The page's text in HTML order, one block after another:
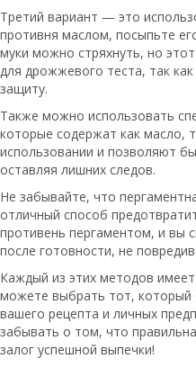
Третий вариант — это
противня маслом, посыпьте
муки можно стряхнуть, но
для дрожжевого теста, так
защиту.
Также можно использовать
которые содержат как масло,
использовании и позволяют
оставляя лишних следов.
Не забывайте, что
отличный способ
противень пергаментом, и вы
после готовности, не
Каждый из этих методов
можете выбрать тот, который
вашего рецепта и личных
забывать о том, что
залог успешной выпечки!